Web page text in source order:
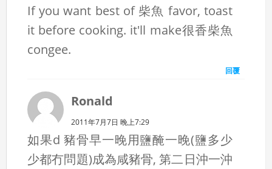
If you want best of 柴魚 favor, toast
it before cooking. it'll make很香柴魚
congee.
回覆
Ronald
2011年7月7日 晚上7:29
如果d 豬骨早一晚用鹽醃一晚(鹽多少
少都冇問題)成為咸豬骨, 第二日沖一沖